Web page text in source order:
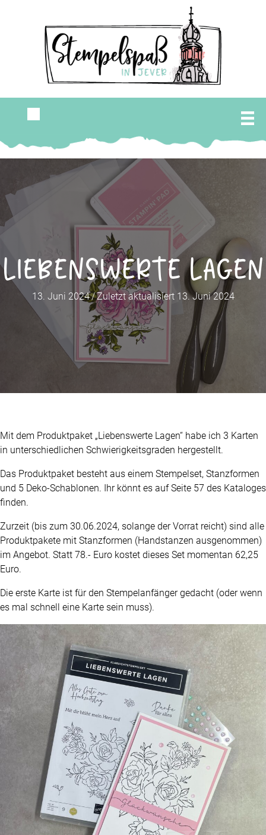
Liebenswerte Lagen
13. Juni 2024/Zuletzt aktualisiert 13. Juni 2024
Mit dem Produktpaket „Liebenswerte Lagen“ habe ich 3 Karten
in unterschiedlichen Schwierigkeitsgraden hergestellt.
Das Produktpaket besteht aus einem Stempelset, Stanzformen
und 5 Deko-Schablonen. Ihr könnt es auf Seite 57 des Kataloges
finden.
Zurzeit (bis zum 30.06.2024, solange der Vorrat reicht) sind alle
Produktpakete mit Stanzformen (Handstanzen ausgenommen)
im Angebot. Statt 78.- Euro kostet dieses Set momentan 62,25
Euro.
Die erste Karte ist für den Stempelanfänger gedacht (oder wenn
es mal schnell eine Karte sein muss).